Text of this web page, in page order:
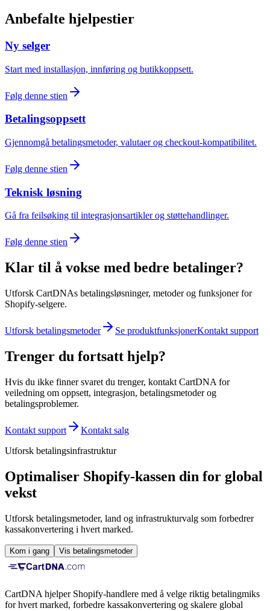
Anbefalte hjelpestier
Ny selger
Start med installasjon, innføring og butikkoppsett.
Følg denne stien
Betalingsoppsett
Gjennomgå betalingsmetoder, valutaer og checkout-kompatibilitet.
Følg denne stien
Teknisk løsning
Gå fra feilsøking til integrasjonsartikler og støttehandlinger.
Følg denne stien
Klar til å vokse med bedre betalinger?
Utforsk CartDNAs betalingsløsninger, metoder og funksjoner for
Shopify-selgere.
Utforsk betalingsmetoder Se produktfunksjonerKontakt support
Trenger du fortsatt hjelp?
Hvis du ikke finner svaret du trenger, kontakt CartDNA for
veiledning om oppsett, integrasjon, betalingsmetoder og
betalingsproblemer.
Kontakt support
Kontakt salg
Utforsk betalingsinfrastruktur
Optimaliser Shopify-kassen din for global
vekst
Utforsk betalingsmetoder, land og infrastrukturvalg som forbedrer
kassakonvertering i hvert marked.
Kom i gang Vis betalingsmetoder
CartDNA hjelper Shopify-handlere med å velge riktig betalingmiks
for hvert marked, forbedre kassakonvertering og skalere global